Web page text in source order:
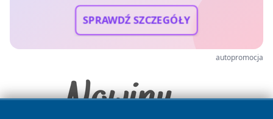
SPRAWDŹ SZCZEGÓŁY
autopromocja